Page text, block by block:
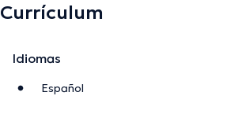
Currículum
Idiomas
Español